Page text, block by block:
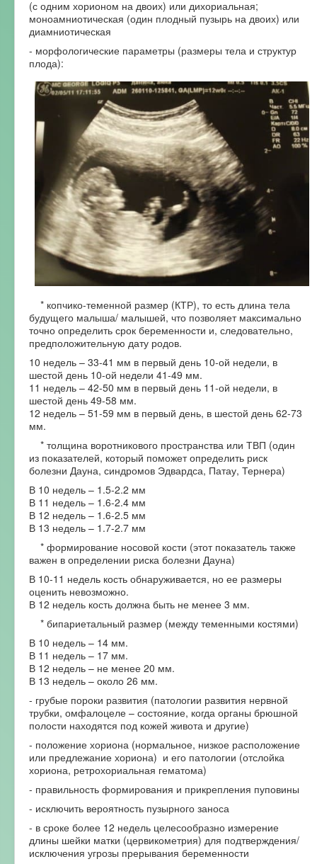
(с одним хорионом на двоих) или дихориальная;
моноамниотическая (один плодный пузырь на двоих) или
диамниотическая
- морфологические параметры (размеры тела и структур
плода):
* копчико-теменной размер (КТР), то есть длина тела
будущего малыша/ малышей, что позволяет максимально
точно определить срок беременности и, следовательно,
предположительную дату родов.
10 недель – 33-41 мм в первый день 10-ой недели, в
шестой день 10-ой недели 41-49 мм.
11 недель – 42-50 мм в первый день 11-ой недели, в
шестой день 49-58 мм.
12 недель – 51-59 мм в первый день, в шестой день 62-73
мм.
* толщина воротникового пространства или ТВП (один
из показателей, который поможет определить риск
болезни Дауна, синдромов Эдвардса, Патау, Тернера)
В 10 недель – 1.5-2.2 мм
В 11 недель – 1.6-2.4 мм
В 12 недель – 1.6-2.5 мм
В 13 недель – 1.7-2.7 мм
* формирование носовой кости (этот показатель также
важен в определении риска болезни Дауна)
В 10-11 недель кость обнаруживается, но ее размеры
оценить невозможно.
В 12 недель кость должна быть не менее 3 мм.
* бипариетальный размер (между теменными костями)
В 10 недель – 14 мм.
В 11 недель – 17 мм.
В 12 недель – не менее 20 мм.
В 13 недель – около 26 мм.
- грубые пороки развития (патологии развития нервной
трубки, омфалоцеле – состояние, когда органы брюшной
полости находятся под кожей живота и другие)
- положение хориона (нормальное, низкое расположение
или предлежание хориона) и его патологии (отслойка
хориона, ретрохориальная гематома)
- правильность формирования и прикрепления пуповины
- исключить вероятность пузырного заноса
- в сроке более 12 недель целесообразно измерение
длины шейки матки (цервикометрия) для подтверждения/
исключения угрозы прерывания беременности